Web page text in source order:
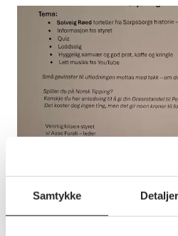
Samtykke Detaljer